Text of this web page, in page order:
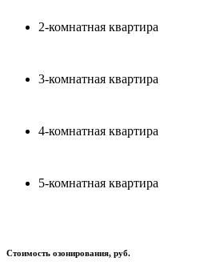
2-комнатная квартира
3-комнатная квартира
4-комнатная квартира
5-комнатная квартира
Стоимость озонирования, руб.